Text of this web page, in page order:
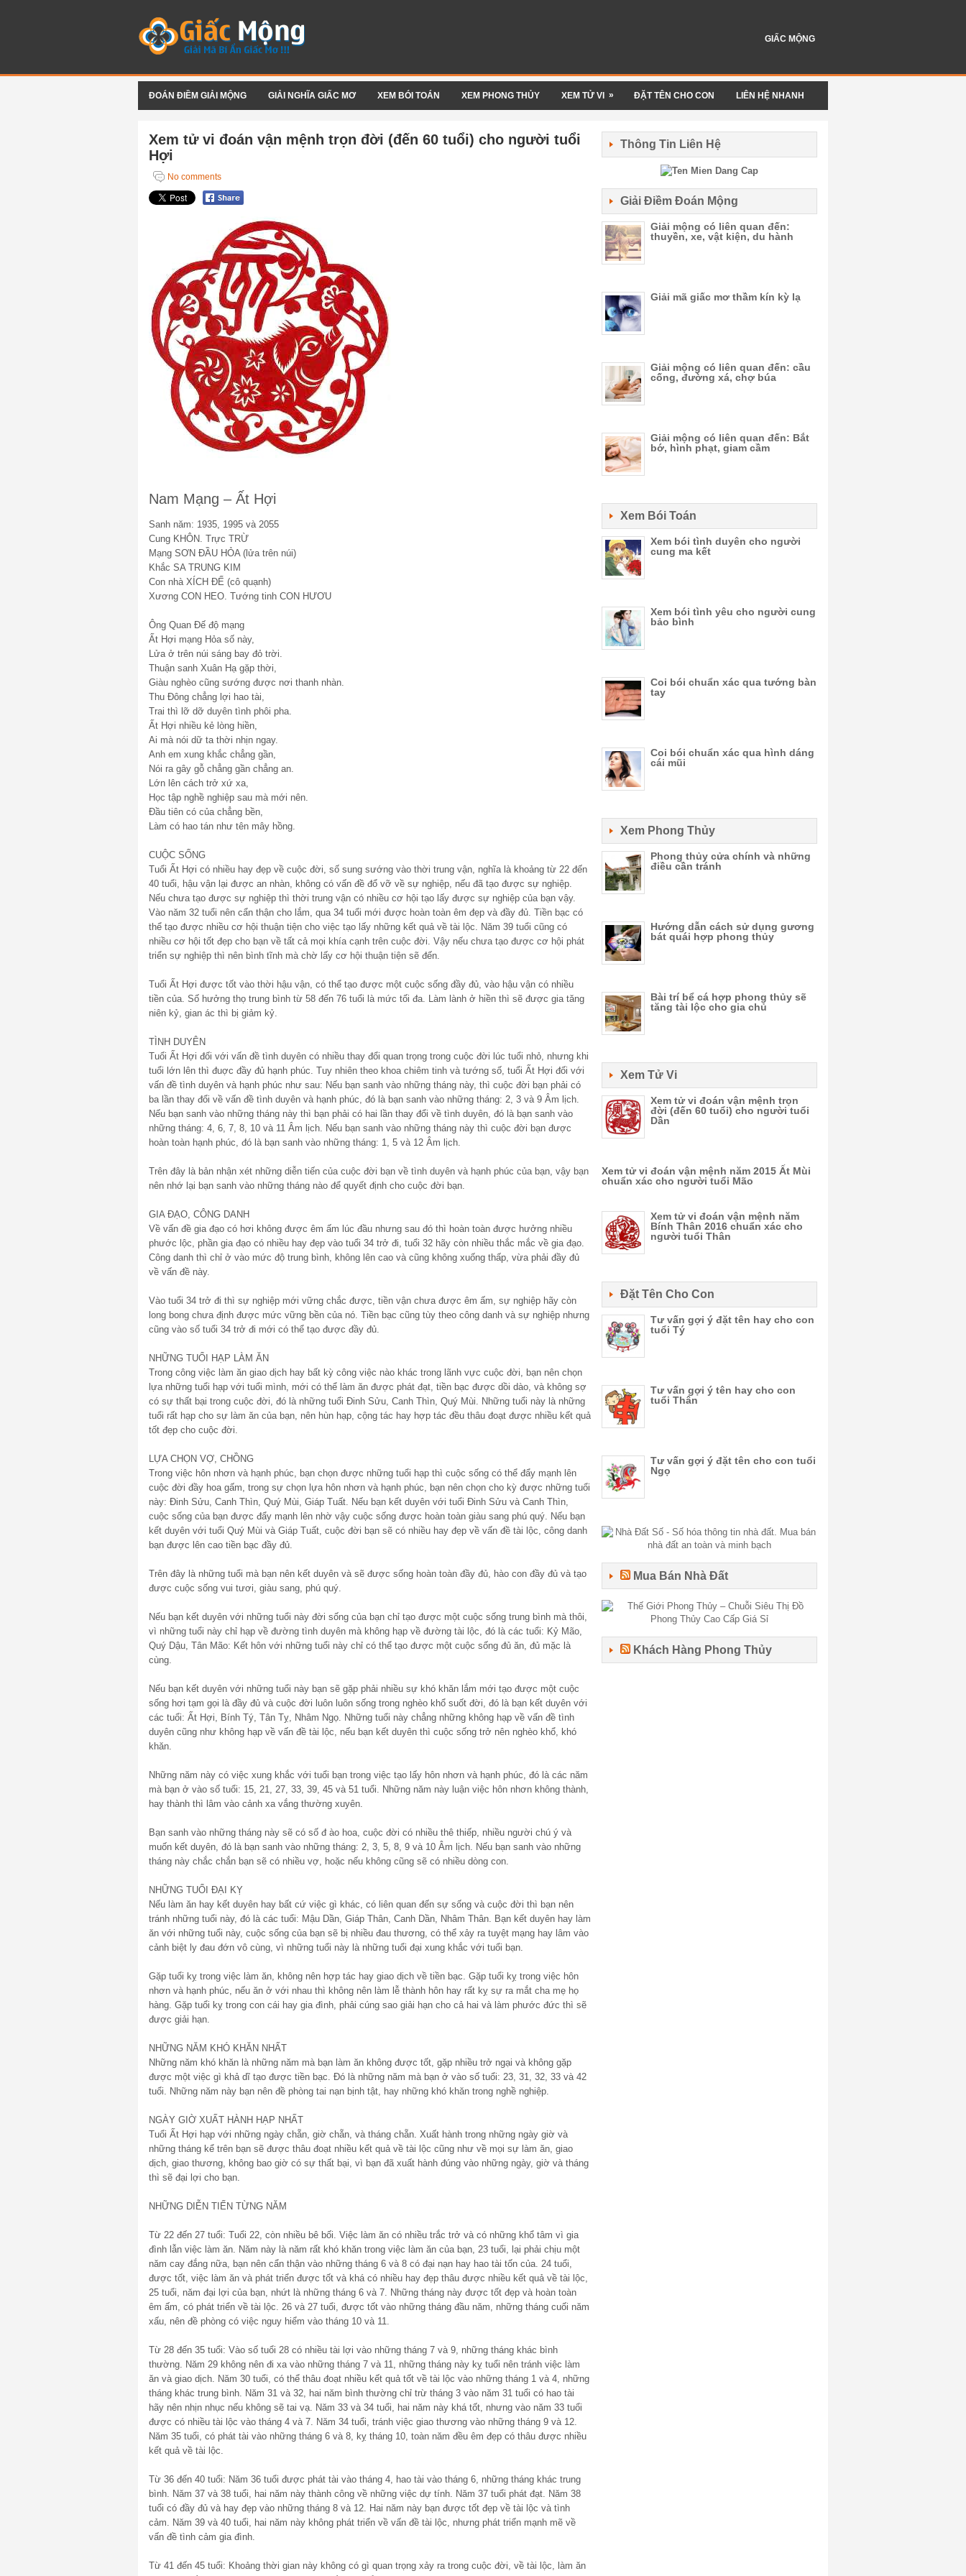
GIẤC MỘNG
ĐOÁN ĐIỀM GIẢI MỘNG GIẢI NGHĨA GIẤC MƠ XEM BÓI TOÁN XEM PHONG THỦY XEM TỬ VI » ĐẶT TÊN CHO CON LIÊN HỆ NHANH
Xem tử vi đoán vận mệnh trọn đời (đến 60 tuổi) cho người tuổi
Hợi
No comments
Nam Mạng – Ất Hợi
Sanh năm: 1935, 1995 và 2055
Cung KHÔN. Trực TRỪ
Mạng SƠN ĐẦU HỎA (lửa trên núi)
Khắc SA TRUNG KIM
Con nhà XÍCH ĐẾ (cô quạnh)
Xương CON HEO. Tướng tinh CON HƯƠU
Ông Quan Đế độ mạng
Ất Hợi mạng Hỏa số này,
Lửa ở trên núi sáng bay đỏ trời.
Thuận sanh Xuân Hạ gặp thời,
Giàu nghèo cũng sướng được nơi thanh nhàn.
Thu Đông chẳng lợi hao tài,
Trai thì lỡ dỡ duyên tình phôi pha.
Ất Hợi nhiều kẻ lòng hiền,
Ai mà nói dữ ta thời nhịn ngay.
Anh em xung khắc chẳng gần,
Nói ra gây gỗ chẳng gần chẳng an.
Lớn lên cách trở xứ xa,
Học tập nghề nghiệp sau mà mới nên.
Đầu tiên có của chẳng bền,
Làm có hao tán như tên mây hồng.
CUỘC SỐNG
Tuổi Ất Hợi có nhiều hay đẹp về cuộc đời, số sung sướng vào thời trung vận, nghĩa là khoảng từ 22 đến
40 tuổi, hậu vận lại được an nhàn, không có vấn đề đổ vỡ về sự nghiệp, nếu đã tạo được sự nghiệp.
Nếu chưa tạo được sự nghiệp thì thời trung vận có nhiều cơ hội tạo lấy được sự nghiệp của bạn vậy.
Vào năm 32 tuổi nên cẩn thận cho lắm, qua 34 tuổi mới được hoàn toàn êm đẹp và đầy đủ. Tiền bạc có
thể tạo được nhiều cơ hội thuận tiện cho việc tạo lấy những kết quả về tài lộc. Năm 39 tuổi cũng có
nhiều cơ hội tốt đẹp cho bạn về tất cả mọi khía cạnh trên cuộc đời. Vậy nếu chưa tạo được cơ hội phát
triển sự nghiệp thì nên bình tĩnh mà chờ lấy cơ hội thuận tiện sẽ đến.
Tuổi Ất Hợi được tốt vào thời hậu vận, có thể tạo được một cuộc sống đầy đủ, vào hậu vận có nhiều
tiền của. Số hưởng thọ trung bình từ 58 đến 76 tuổi là mức tối đa. Làm lành ở hiền thì sẽ được gia tăng
niên kỷ, gian ác thì bị giảm kỷ.
TÌNH DUYÊN
Tuổi Ất Hợi đối với vấn đề tình duyên có nhiều thay đổi quan trọng trong cuộc đời lúc tuổi nhỏ, nhưng khi
tuổi lớn lên thì đuợc đầy đủ hạnh phúc. Tuy nhiên theo khoa chiêm tinh và tướng số, tuổi Ất Hợi đối với
vấn đề tình duyên và hạnh phúc như sau: Nếu bạn sanh vào những tháng này, thì cuộc đời bạn phải có
ba lần thay đổi về vấn đề tình duyên và hạnh phúc, đó là bạn sanh vào những tháng: 2, 3 và 9 Âm lịch.
Nếu bạn sanh vào những tháng này thì bạn phải có hai lần thay đổi về tình duyên, đó là bạn sanh vào
những tháng: 4, 6, 7, 8, 10 và 11 Âm lịch. Nếu bạn sanh vào những tháng này thì cuộc đời bạn được
hoàn toàn hạnh phúc, đó là bạn sanh vào những tháng: 1, 5 và 12 Âm lịch.
Trên đây là bản nhận xét những diễn tiến của cuộc đời bạn về tình duyên và hạnh phúc của bạn, vậy bạn
nên nhớ lại bạn sanh vào những tháng nào để quyết định cho cuộc đời bạn.
GIA ĐẠO, CÔNG DANH
Về vấn đề gia đạo có hơi không được êm ấm lúc đầu nhưng sau đó thì hoàn toàn được hưởng nhiều
phước lộc, phần gia đạo có nhiều hay đẹp vào tuổi 34 trở đi, tuổi 32 hãy còn nhiều thắc mắc về gia đạo.
Công danh thì chỉ ở vào mức độ trung bình, không lên cao và cũng không xuống thấp, vừa phải đầy đủ
về vấn đề này.
Vào tuổi 34 trở đi thì sự nghiệp mới vững chắc được, tiền vận chưa được êm ấm, sự nghiệp hãy còn
long bong chưa định được mức vững bền của nó. Tiền bạc cũng tùy theo công danh và sự nghiệp nhưng
cũng vào số tuổi 34 trở đi mới có thể tạo được đầy đủ.
NHỮNG TUỔI HẠP LÀM ĂN
Trong công việc làm ăn giao dịch hay bất kỳ công việc nào khác trong lãnh vực cuộc đời, bạn nên chọn
lựa những tuổi hạp với tuổi mình, mới có thể làm ăn được phát đạt, tiền bạc được dồi dào, và không sợ
có sự thất bại trong cuộc đời, đó là những tuổi Đinh Sửu, Canh Thìn, Quý Mùi. Những tuổi này là những
tuổi rất hạp cho sự làm ăn của bạn, nên hùn hạp, cộng tác hay hợp tác đều thâu đoạt được nhiều kết quả
tốt đẹp cho cuộc đời.
LỰA CHỌN VỢ, CHỒNG
Trong việc hôn nhơn và hạnh phúc, bạn chọn được những tuổi hạp thì cuộc sống có thể đẩy mạnh lên
cuộc đời đầy hoa gấm, trong sự chọn lựa hôn nhơn và hạnh phúc, bạn nên chọn cho kỳ được những tuổi
này: Đinh Sửu, Canh Thìn, Quý Mùi, Giáp Tuất. Nếu bạn kết duyên với tuổi Đinh Sửu và Canh Thìn,
cuộc sống của bạn được đẩy mạnh lên nhờ vậy cuộc sống được hoàn toàn giàu sang phú quý. Nếu bạn
kết duyên với tuổi Quý Mùi và Giáp Tuất, cuộc đời bạn sẽ có nhiều hay đẹp về vấn đề tài lộc, công danh
bạn được lên cao tiền bạc đầy đủ.
Trên đây là những tuổi mà bạn nên kết duyên và sẽ được sống hoàn toàn đầy đủ, hào con đầy đủ và tạo
được cuộc sống vui tươi, giàu sang, phú quý.
Nếu bạn kết duyên với những tuổi này đời sống của bạn chỉ tạo được một cuộc sống trung bình mà thôi,
vì những tuổi này chỉ hạp về đường tình duyên mà không hạp về đường tài lộc, đó là các tuổi: Kỷ Mão,
Quý Dậu, Tân Mão: Kết hôn với những tuổi này chỉ có thể tạo được một cuộc sống đủ ăn, đủ mặc là
cùng.
Nếu bạn kết duyên với những tuổi này bạn sẽ gặp phải nhiều sự khó khăn lắm mới tạo được một cuộc
sống hơi tạm gọi là đầy đủ và cuộc đời luôn luôn sống trong nghèo khổ suốt đời, đó là bạn kết duyên với
các tuổi: Ất Hợi, Bính Tý, Tân Tỵ, Nhâm Ngọ. Những tuổi này chẳng những không hạp về vấn đề tình
duyên cũng như không hạp về vấn đề tài lộc, nếu bạn kết duyên thì cuộc sống trở nên nghèo khổ, khó
khăn.
Những năm này có việc xung khắc với tuổi bạn trong việc tạo lấy hôn nhơn và hạnh phúc, đó là các năm
mà bạn ở vào số tuổi: 15, 21, 27, 33, 39, 45 và 51 tuổi. Những năm này luận việc hôn nhơn không thành,
hay thành thì lâm vào cảnh xa vắng thường xuyên.
Bạn sanh vào những tháng này sẽ có số đ ào hoa, cuộc đời có nhiều thê thiếp, nhiều người chú ý và
muốn kết duyên, đó là bạn sanh vào những tháng: 2, 3, 5, 8, 9 và 10 Âm lịch. Nếu bạn sanh vào những
tháng này chắc chắn bạn sẽ có nhiều vợ, hoặc nếu không cũng sẽ có nhiều dòng con.
NHỮNG TUỔI ĐẠI KỴ
Nếu làm ăn hay kết duyên hay bất cứ việc gì khác, có liên quan đến sự sống và cuộc đời thì bạn nên
tránh những tuổi này, đó là các tuổi: Mậu Dần, Giáp Thân, Canh Dần, Nhâm Thân. Bạn kết duyên hay làm
ăn với những tuổi này, cuộc sống của bạn sẽ bị nhiều đau thương, có thể xảy ra tuyệt mạng hay lâm vào
cảnh biệt ly đau đớn vô cùng, vì những tuổi này là những tuổi đại xung khắc với tuổi bạn.
Gặp tuổi kỵ trong việc làm ăn, không nên hợp tác hay giao dịch về tiền bạc. Gặp tuổi kỵ trong việc hôn
nhơn và hạnh phúc, nếu ăn ở với nhau thì không nên làm lễ thành hôn hay rất kỵ sự ra mắt cha mẹ họ
hàng. Gặp tuổi kỵ trong con cái hay gia đình, phải cúng sao giải hạn cho cả hai và làm phước đức thì sẽ
được giải hạn.
NHỮNG NĂM KHÓ KHĂN NHẤT
Những năm khó khăn là những năm mà bạn làm ăn không được tốt, gặp nhiều trở ngại và không gặp
được một việc gì khả dĩ tạo được tiền bạc. Đó là những năm mà bạn ở vào số tuổi: 23, 31, 32, 33 và 42
tuổi. Những năm này bạn nên đề phòng tai nạn bịnh tật, hay những khó khăn trong nghề nghiệp.
NGÀY GIỜ XUẤT HÀNH HẠP NHẤT
Tuổi Ất Hợi hạp với những ngày chẵn, giờ chẵn, và tháng chẵn. Xuất hành trong những ngày giờ và
những tháng kể trên bạn sẽ được thâu đoạt nhiều kết quả về tài lộc cũng như về mọi sự làm ăn, giao
dịch, giao thương, không bao giờ có sự thất bại, vì bạn đã xuất hành đúng vào những ngày, giờ và tháng
thì sẽ đại lợi cho bạn.
NHỮNG DIỄN TIẾN TỪNG NĂM
Từ 22 đến 27 tuổi: Tuổi 22, còn nhiều bê bối. Việc làm ăn có nhiều trắc trở và có những khổ tâm vì gia
đình lẫn việc làm ăn. Năm này là năm rất khó khăn trong việc làm ăn của bạn, 23 tuổi, lại phải chịu một
năm cay đắng nữa, bạn nên cẩn thận vào những tháng 6 và 8 có đại nạn hay hao tài tốn của. 24 tuổi,
được tốt, việc làm ăn và phát triển được tốt và khá có nhiều hay đẹp thâu được nhiều kết quả về tài lộc,
25 tuổi, năm đại lợi của bạn, nhứt là những tháng 6 và 7. Những tháng này được tốt đẹp và hoàn toàn
êm ấm, có phát triển về tài lộc. 26 và 27 tuổi, được tốt vào những tháng đầu năm, những tháng cuối năm
xấu, nên đề phòng có việc nguy hiểm vào tháng 10 và 11.
Từ 28 đến 35 tuổi: Vào số tuổi 28 có nhiều tài lợi vào những tháng 7 và 9, những tháng khác bình
thường. Năm 29 không nên đi xa vào những tháng 7 và 11, những tháng này kỵ tuổi nên tránh việc làm
ăn và giao dịch. Năm 30 tuổi, có thể thâu đoạt nhiều kết quả tốt về tài lộc vào những tháng 1 và 4, những
tháng khác trung bình. Năm 31 và 32, hai năm bình thường chỉ trừ tháng 3 vào năm 31 tuổi có hao tài
hãy nên nhịn nhục nếu không sẽ tai vạ. Năm 33 và 34 tuổi, hai năm này khá tốt, nhưng vào năm 33 tuổi
được có nhiều tài lộc vào tháng 4 và 7. Năm 34 tuổi, tránh việc giao thương vào những tháng 9 và 12.
Năm 35 tuổi, có phát tài vào những tháng 6 và 8, kỵ tháng 10, toàn năm đều êm đẹp có thâu được nhiều
kết quả về tài lộc.
Từ 36 đến 40 tuổi: Năm 36 tuổi được phát tài vào tháng 4, hao tài vào tháng 6, những tháng khác trung
bình. Năm 37 và 38 tuổi, hai năm này thành công về những việc dự tính. Năm 37 tuổi phát đạt. Năm 38
tuổi có đầy đủ và hay đẹp vào những tháng 8 và 12. Hai năm này bạn được tốt đẹp về tài lộc và tình
cảm. Năm 39 và 40 tuổi, hai năm này không phát triển về vấn đề tài lộc, nhưng phát triển mạnh mẽ về
vấn đề tình cảm gia đình.
Từ 41 đến 45 tuổi: Khoảng thời gian này không có gì quan trọng xảy ra trong cuộc đời, về tài lộc, làm ăn
Thông Tin Liên Hệ
Giải Điềm Đoán Mộng
Giải mộng có liên quan đến:
thuyền, xe, vật kiện, du hành
Giải mã giấc mơ thầm kín kỳ lạ
Giải mộng có liên quan đến: cầu
cống, đường xá, chợ búa
Giải mộng có liên quan đến: Bắt
bớ, hình phạt, giam cầm
Xem Bói Toán
Xem bói tình duyên cho người
cung ma kết
Xem bói tình yêu cho người cung
bảo bình
Coi bói chuẩn xác qua tướng bàn
tay
Coi bói chuẩn xác qua hình dáng
cái mũi
Xem Phong Thủy
Phong thủy cửa chính và những
điều cần tránh
Hướng dẫn cách sử dụng gương
bát quái hợp phong thủy
Bài trí bể cá hợp phong thủy sẽ
tăng tài lộc cho gia chủ
Xem Tử Vi
Xem tử vi đoán vận mệnh trọn
đời (đến 60 tuổi) cho người tuổi
Dần
Xem tử vi đoán vận mệnh năm 2015 Ất Mùi
chuẩn xác cho người tuổi Mão
Xem tử vi đoán vận mệnh năm
Bính Thân 2016 chuẩn xác cho
người tuổi Thân
Đặt Tên Cho Con
Tư vấn gợi ý đặt tên hay cho con
tuổi Tý
Tư vấn gợi ý tên hay cho con
tuổi Thân
Tư vấn gợi ý đặt tên cho con tuổi
Ngọ
Mua Bán Nhà Đất
Khách Hàng Phong Thủy